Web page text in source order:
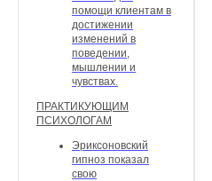
помощи клиентам в
достижении
изменений в
поведении,
мышлении и
чувствах.
ПРАКТИКУЮЩИМ
ПСИХОЛОГАМ
Эриксоновский
гипноз показал
свою